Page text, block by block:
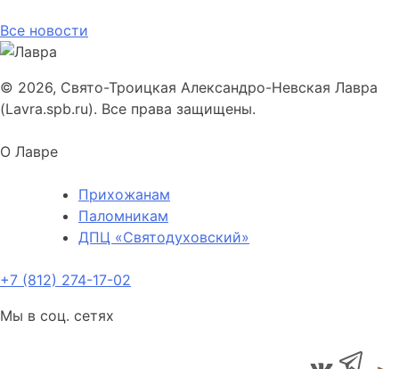
Все новости
© 2026, Свято-Троицкая Александро-Невская Лавра
(Lavra.spb.ru). Все права защищены.
О Лавре
Прихожанам
Паломникам
ДПЦ «Святодуховский»
+7 (812) 274-17-02
Мы в соц. сетях